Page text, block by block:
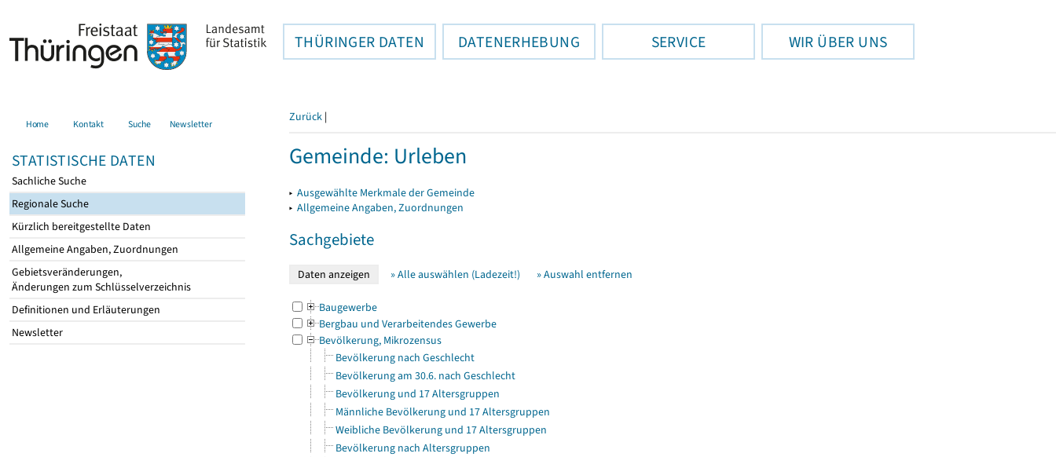
THÜRINGER DATEN DATENERHEBUNG SERVICE WIR ÜBER UNS
Home Kontakt Suche Newsletter
STATISTISCHE DATEN
Sachliche Suche
Regionale Suche
Kürzlich bereitgestellte Daten
Allgemeine Angaben, Zuordnungen
Gebietsveränderungen,
Änderungen zum Schlüsselverzeichnis
Definitionen und Erläuterungen
Newsletter
Zurück |
Gemeinde: Urleben
▸ Ausgewählte Merkmale der Gemeinde
▸ Allgemeine Angaben, Zuordnungen
Sachgebiete
» Alle auswählen (Ladezeit!) » Auswahl entfernen
Baugewerbe
Bergbau und Verarbeitendes Gewerbe
Bevölkerung, Mikrozensus
Bevölkerung nach Geschlecht
Bevölkerung am 30.6. nach Geschlecht
Bevölkerung und 17 Altersgruppen
Männliche Bevölkerung und 17 Altersgruppen
Weibliche Bevölkerung und 17 Altersgruppen
Bevölkerung nach Altersgruppen